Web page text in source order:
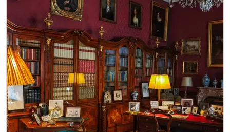
Osoba zatrudniona w NPÚ (+ 3 czlonkowie
rodziny)
zadarmo
Posiadacz karty „Naš člověk”*
zadarmo
Ważny dla jednej osoby - posiadacza karty
lub kodu QR